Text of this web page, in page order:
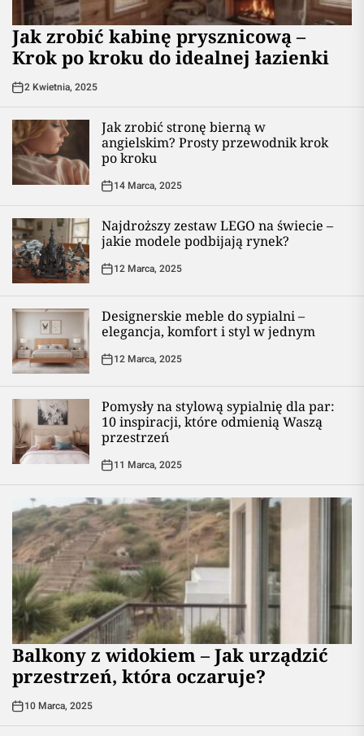
Jak zrobić kabinę prysznicową –
Krok po kroku do idealnej łazienki
2 Kwietnia, 2025
Jak zrobić stronę bierną w
angielskim? Prosty przewodnik krok
po kroku
14 Marca, 2025
Najdroższy zestaw LEGO na świecie –
jakie modele podbijają rynek?
12 Marca, 2025
Designerskie meble do sypialni –
elegancja, komfort i styl w jednym
12 Marca, 2025
Pomysły na stylową sypialnię dla par:
10 inspiracji, które odmienią Waszą
przestrzeń
11 Marca, 2025
Balkony z widokiem – Jak urządzić
przestrzeń, która oczaruje?
10 Marca, 2025